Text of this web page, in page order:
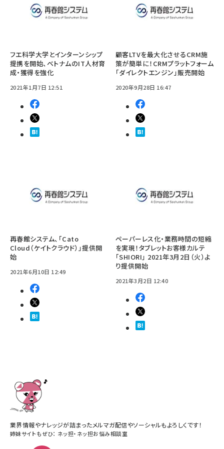
フエ科学大学とインターンシップ
提携を開始、ベトナムのIT人材育
成・獲得を強化
2021年1月7日 12:51
顧客LTVを最大化させるCRM施
策が簡単に！CRMプラットフォーム
「ダイレクトエンジン」販売開始
2020年9月28日 16:47
再春館システム、「Cato
Cloud（ケイトクラウド）」提供開
始
2021年6月10日 12:49
ペーパーレス化・業務時間の短縮
を実現！タブレットお客様カルテ
「SHIORI」 2021年3月2日（火）よ
り提供開始
2021年3月2日 12:40
業界情報やナレッジが詰まったメルマガ配信やソーシャルもよろしくです！
姉妹サイトもぜひ： ネッ担・ ネッ担お悩み相談室